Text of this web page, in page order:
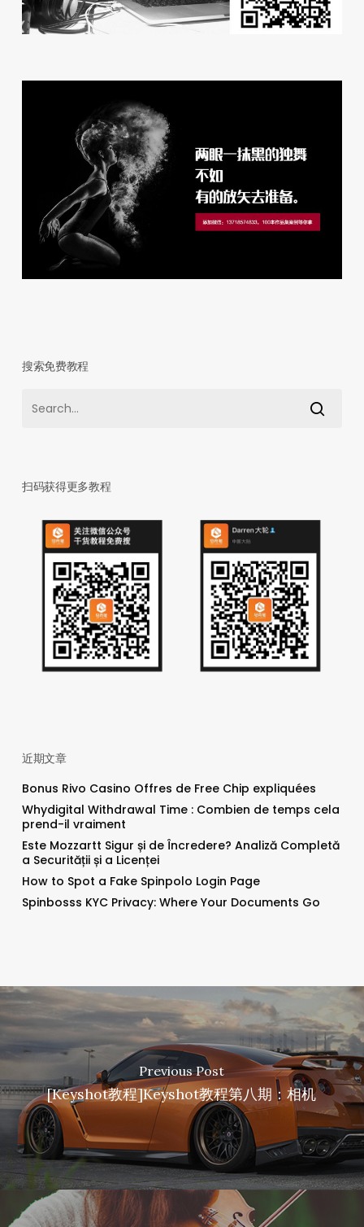
搜索免费教程
扫码获得更多教程
近期文章
Bonus Rivo Casino Offres de Free Chip expliquées
Whydigital Withdrawal Time : Combien de temps cela
prend-il vraiment
Este Mozzartt Sigur și de Încredere? Analiză Completă
a Securității și a Licenței
How to Spot a Fake Spinpolo Login Page
Spinbosss KYC Privacy: Where Your Documents Go
Previous Post
[Keyshot教程]Keyshot教程第八期：相机